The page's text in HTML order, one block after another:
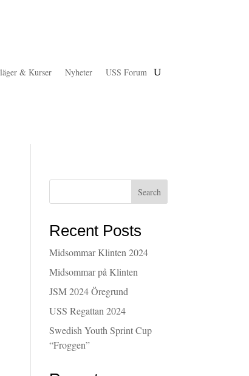
& Kurser Nyheter USS Forum
Search
Recent Posts
Midsommar Klinten 2024
Midsommar på Klinten
JSM 2024 Öregrund
USS Regattan 2024
Swedish Youth Sprint Cup
“Froggen”